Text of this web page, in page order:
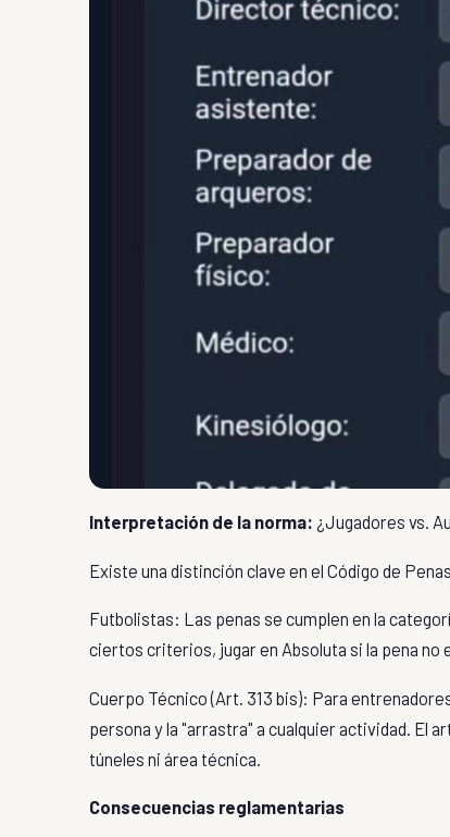
Interpretación de la norma: ¿Jugadores vs.
Existe una distinción clave en el Código de
Futbolistas: Las penas se cumplen en la
ciertos criterios, jugar en Absoluta si la pena no
Cuerpo Técnico (Art. 313 bis): Para
persona y la "arrastra" a cualquier actividad. El
túneles ni área técnica.
Consecuencias reglamentarias